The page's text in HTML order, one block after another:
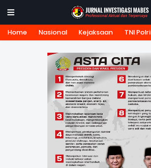
Home Nasional Kejaksaan TNI Polri